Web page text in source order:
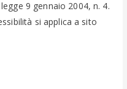
9 gennaio 2004, n. 4.
si applica a sito